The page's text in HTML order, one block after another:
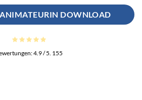
ANIMATEURIN DOWNLOAD
4.9/ 5. 155